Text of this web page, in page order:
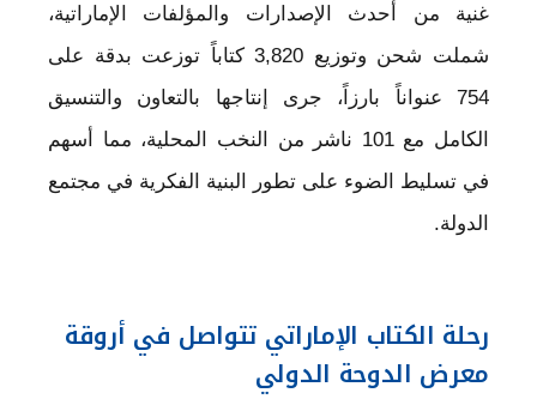
غنية من أحدث الإصدارات والمؤلفات الإماراتية،
شملت شحن وتوزيع 3,820 كتاباً توزعت بدقة على
754 عنواناً بارزاً، جرى إنتاجها بالتعاون والتنسيق
الكامل مع 101 ناشر من النخب المحلية، مما أسهم
في تسليط الضوء على تطور البنية الفكرية في مجتمع
الدولة.
رحلة الكتاب الإماراتي تتواصل في أروقة
معرض الدوحة الدولي